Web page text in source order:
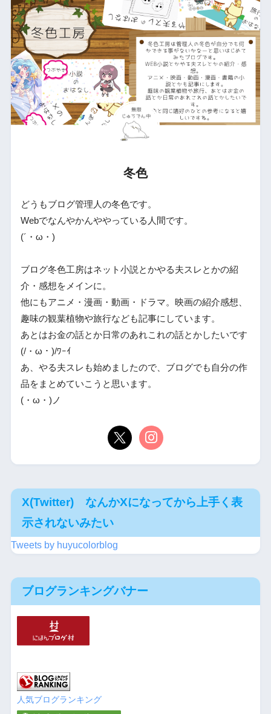
冬色
どうもブログ管理人の冬色です。
Webでなんやかんややっている人間です。
(´・ω・)
ブログ冬色工房はネット小説とかやる夫スレとかの紹
介・感想をメインに。
他にもアニメ・漫画・動画・ドラマ。映画の紹介感想、
趣味の観葉植物や旅行なども記事にしています。
あとはお金の話とか日常のあれこれの話とかしたいです
(/・ω・)/ﾜｰｲ
あ、やる夫スレも始めましたので、ブログでも自分の作
品をまとめていこうと思います。
(・ω・)ノ
X(Twitter) なんかXになってから上手く表
示されないみたい
Tweets by huyucolorblog
ブログランキングバナー
人気ブログランキング